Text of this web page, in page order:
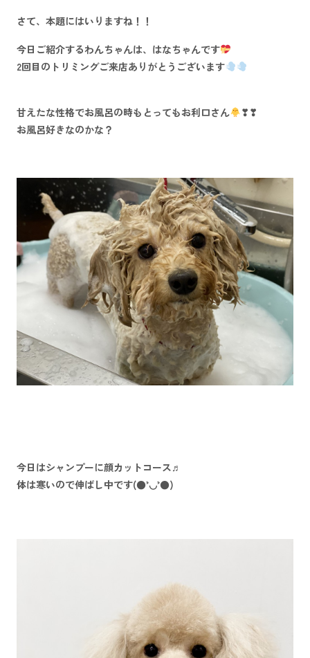
さて、本題にはいりますね！！
今日ご紹介するわんちゃんは、はなちゃんです
2回目のトリミングご来店ありがとうございます
甘えたな性格でお風呂の時もとってもお利口さん
❣❣
お風呂好きなのかな？
今日はシャンプーに顔カットコース♬
体は寒いので伸ばし中です(●’◡’●)